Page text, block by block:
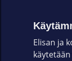
Elisan ja